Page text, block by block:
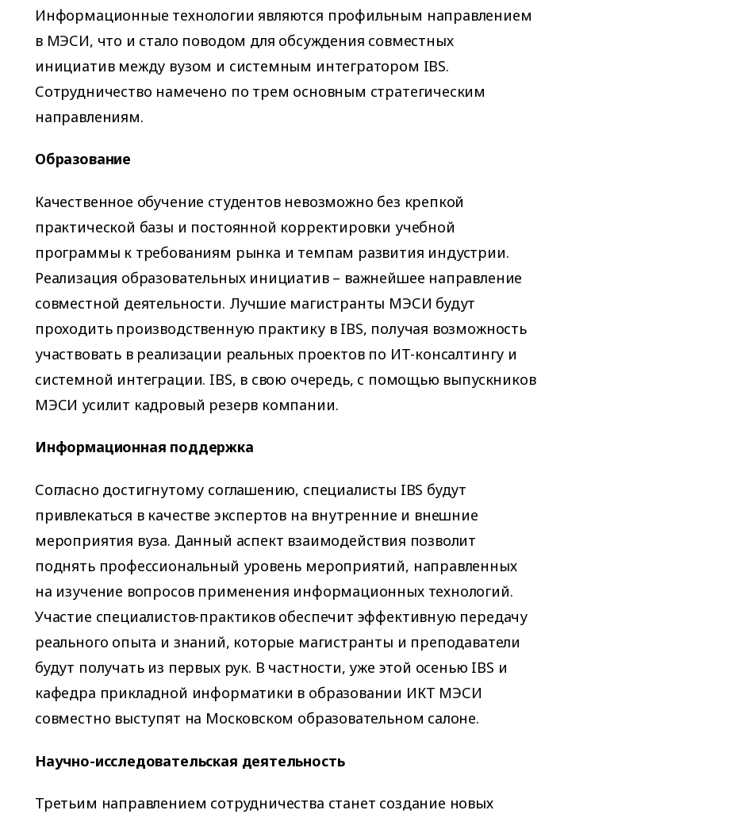
Информационные технологии являются профильным направлением
в МЭСИ, что и стало поводом для обсуждения совместных
инициатив между вузом и системным интегратором IBS.
Сотрудничество намечено по трем основным стратегическим
направлениям.
Образование
Качественное обучение студентов невозможно без крепкой
практической базы и постоянной корректировки учебной
программы к требованиям рынка и темпам развития индустрии.
Реализация образовательных инициатив – важнейшее направление
совместной деятельности. Лучшие магистранты МЭСИ будут
проходить производственную практику в IBS, получая возможность
участвовать в реализации реальных проектов по ИТ-консалтингу и
системной интеграции. IBS, в свою очередь, с помощью выпускников
МЭСИ усилит кадровый резерв компании.
Информационная поддержка
Согласно достигнутому соглашению, специалисты IBS будут
привлекаться в качестве экспертов на внутренние и внешние
мероприятия вуза. Данный аспект взаимодействия позволит
поднять профессиональный уровень мероприятий, направленных
на изучение вопросов применения информационных технологий.
Участие специалистов-практиков обеспечит эффективную передачу
реального опыта и знаний, которые магистранты и преподаватели
будут получать из первых рук. В частности, уже этой осенью IBS и
кафедра прикладной информатики в образовании ИКТ МЭСИ
совместно выступят на Московском образовательном салоне.
Научно-исследовательская деятельность
Третьим направлением сотрудничества станет создание новых